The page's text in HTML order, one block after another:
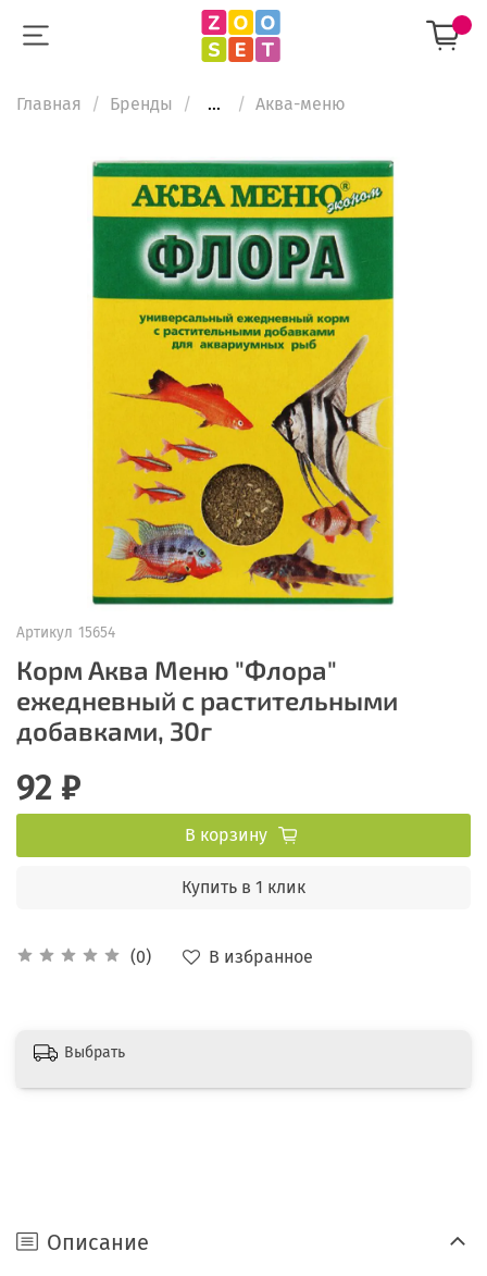
Главная Бренды ... Аква-меню
Артикул 15654
Корм Аква Меню "Флора"
ежедневный с растительными
добавками, 30г
(0) В избранное
92 ₽
В корзину
Купить в 1 клик
Выбрать
Описание